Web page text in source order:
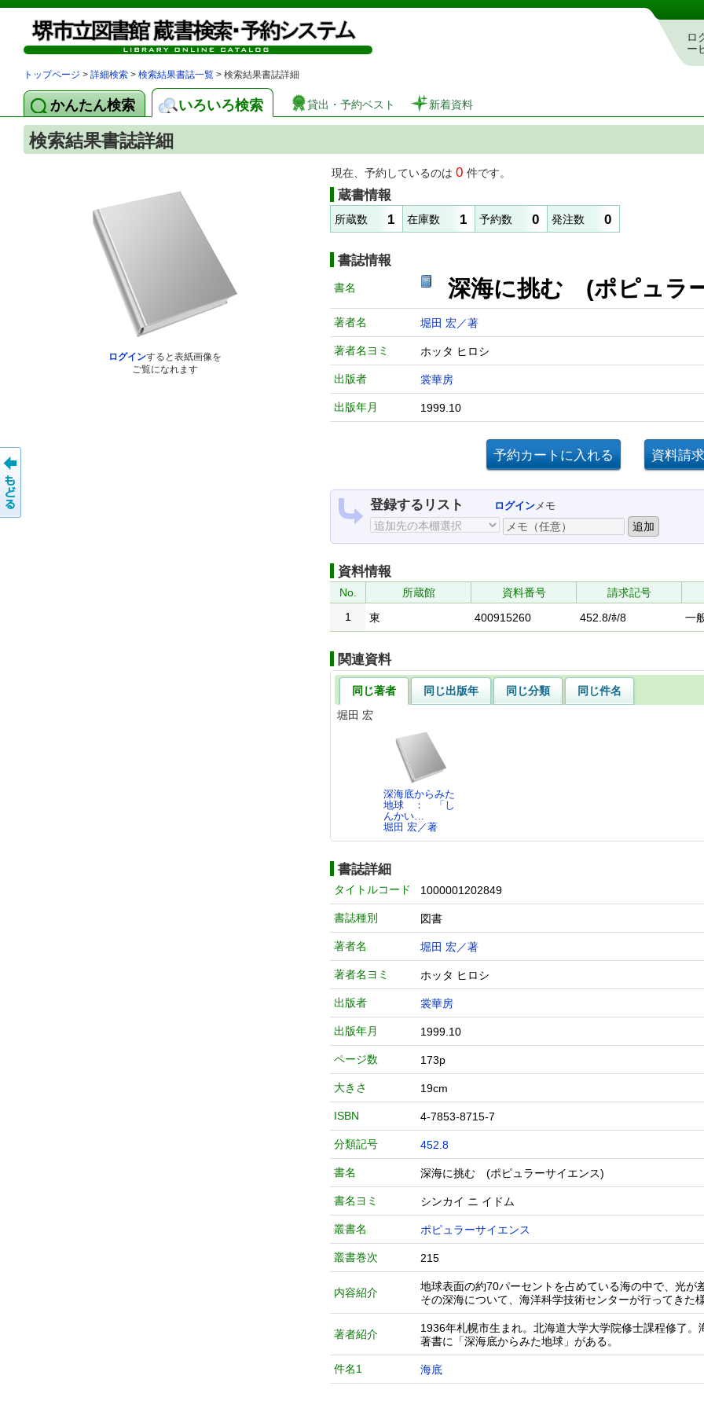
図書館 蔵書検索・予約システム
ロ
ー
トップページ > 詳細検索 > 検索結果書誌一覧 > 検索結果書誌詳細
かんたん検索 いろいろ検索 貸出・予約ベスト 新着資料
検索結果書誌詳細
ログインすると表紙画像を
ご覧になれます
現在、予約しているのは 0 件です。
蔵書情報
所蔵数 1 在庫数 1 予約数 0 発注数 0
書誌情報
書名 深海に挑む (ポピュ
著者名 堀田 宏／著
著者名ヨミ ホッタ ヒロシ
出版者 裳華房
出版年月 1999.10
登録するリスト ログインメモ
資料情報
No. 所蔵館 資料番号 請求記号
1
東 400915260 452.8/ﾎ/8 一
関連資料
同じ著者 同じ出版年 同じ分類
同じ件名
堀田 宏
深海底からみた
地球 ： 「し
んかい…
堀田 宏／著
書誌詳細
タイトルコード 1000001202849
書誌種別 図書
著者名 堀田 宏／著
著者名ヨミ ホッタ ヒロシ
出版者 裳華房
出版年月 1999.10
ページ数 173p
大きさ 19cm
ISBN 4-7853-8715-7
分類記号 452.8
書名 深海に挑む (ポピュラーサイエンス)
書名ヨミ シンカイ ニ イドム
叢書名 ポピュラーサイエンス
叢書巻次 215
内容紹介
地球表面の約70パーセントを占めている海の中で、光が
その深海について、海洋科学技術センターが行ってきた
著者紹介
1936年札幌市生まれ。北海道大学大学院修士課程修了
著書に「深海底からみた地球」がある。
件名1 海底